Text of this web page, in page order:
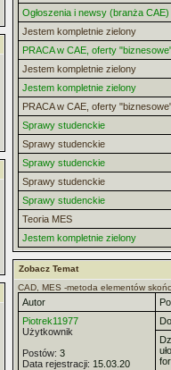
Ogłoszenia i newsy (branża CAE)
Jestem kompletnie zielony
PRACA w CAE, oferty
Jestem kompletnie zielony
Jestem kompletnie zielony
PRACA w CAE, oferty
Sprawy studenckie
Sprawy studenckie
Sprawy studenckie
Sprawy studenckie
Sprawy studenckie
Teoria MES
Jestem kompletnie zielony
Zobacz Temat
CAD, MES -metoda elementów
Autor
Piotrek11977
Użytkownik
Postów: 3
Data rejestracji: 15.03.20